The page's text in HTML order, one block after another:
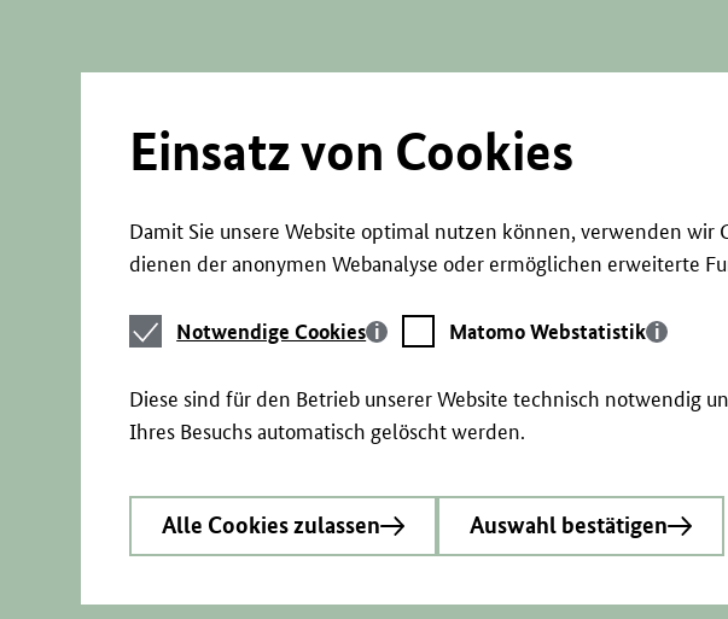
Einsatz von Cookies
Damit Sie unsere Website optimal nutzen können, verwenden
dienen der anonymen Webanalyse oder ermöglichen erweiterte
Notwendige
Cookies
Notwendige Cookies
Matomo
Webstatistik
Matomo Webstatistik
Diese sind für den Betrieb unserer Website technisch notwendig
Ihres Besuchs automatisch gelöscht werden.
Alle Cookies zulassen Auswahl bestätigen